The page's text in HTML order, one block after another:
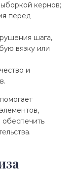
кернов;
перед
шага,
вязку или
и
обеспечить